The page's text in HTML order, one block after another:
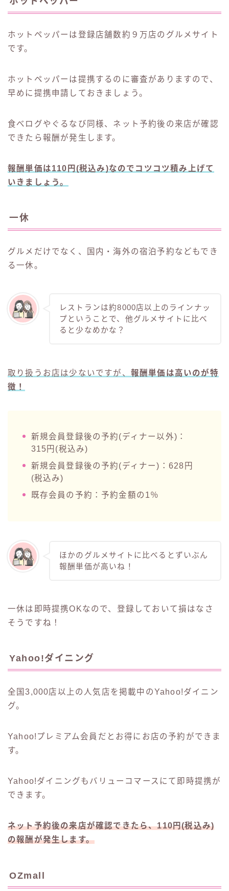
ホットペッパーは登録店舗数約９万店のグルメサイト
です。
ホットペッパーは提携するのに審査がありますので、
早めに提携申請しておきましょう。
食べログやぐるなび同様、ネット予約後の来店が確認
できたら報酬が発生します。
報酬単価は110円(税込み)なのでコツコツ積み上げて
いきましょう。
一休
グルメだけでなく、国内・海外の宿泊予約などもでき
る一休。
レストランは約8000店以上のラインナッ
プということで、他グルメサイトに比べ
ると少なめかな？
取り扱うお店は少ないですが、 報酬単価は高いのが特
徴！
新規会員登録後の予約(ディナー以外)：
315円(税込み)
新規会員登録後の予約(ディナー)：628円
(税込み)
既存会員の予約：予約金額の1％
ほかのグルメサイトに比べるとずいぶん
報酬単価が高いね！
一休は即時提携OKなので、登録しておいて損はなさ
そうですね！
Yahoo!ダイニング
全国3,000店以上の人気店を掲載中のYahoo!ダイニン
グ。
Yahoo!プレミアム会員だとお得にお店の予約ができま
す。
Yahoo!ダイニングもバリューコマースにて即時提携が
できます。
ネット予約後の来店が確認できたら、110円(税込み)
の報酬が発生します。
OZmall